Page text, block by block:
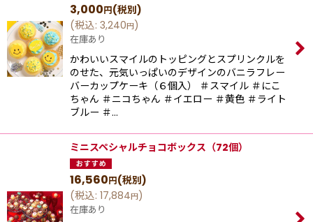
3,000円(税別)
(税込: 3,240円)
在庫あり
かわいいスマイルのトッピングとスプリンクルを
のせた、元気いっぱいのデザインのバニラフレー
バーカップケーキ（６個入） ＃スマイル ＃にこ
ちゃん ＃ニコちゃん ＃イエロー ＃黄色 ＃ライト
ブルー ＃…
ミニスペシャルチョコボックス（72個）
16,560円(税別)
(税込: 17,884円)
在庫あり